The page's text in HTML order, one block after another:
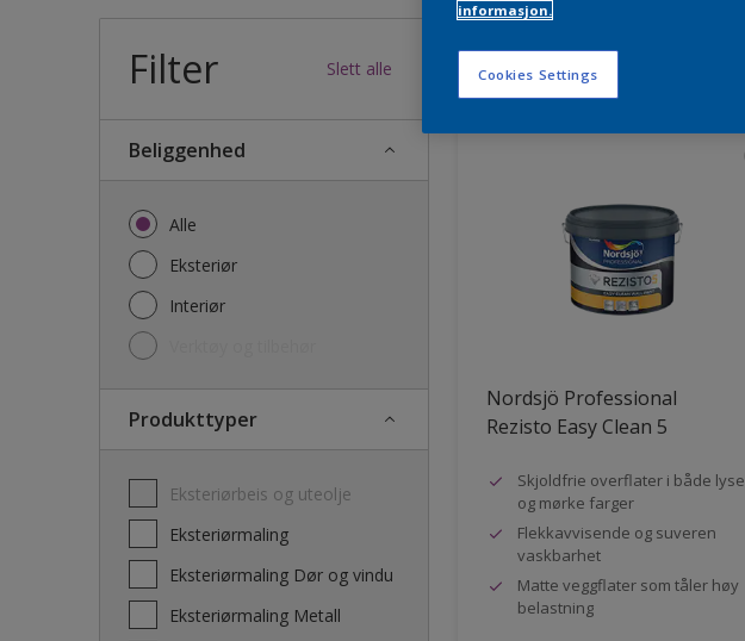
Filter Slett alle
Beliggenhed
Alle
Eksteriør
Interiør
Produkttyper
Eksteriørbeis og uteolje
Eksteriørmaling
Eksteriørmaling Dør og vindu
Eksteriørmaling Metall
36produkter funnet
Nordsjö Professional
Rezisto Easy Clean 5
Skjoldfrie overflater i både lyse
og mørke farger
Flekkavvisende og suveren
vaskbarhet
Matte veggflater som tåler høy
belastning
informasjon.
Cookies Settings